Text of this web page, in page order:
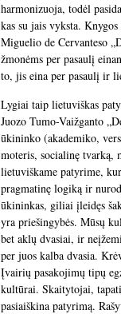
harmonizuoja, todėl
kas su jais vyksta.
Miguelio de Cervanteso
žmonėms per pasaulį
to, jis eina per pasaulį ir
Lygiai taip lietuviškas
Juozo Tumo-Vaižganto
ūkininko (akademiko,
moteris, socialinę tvarką,
lietuviškame patyrime,
pragmatinę logiką ir
ūkininkas, giliai įleidęs
yra priešingybės. Mūsų
bet aklų dvasiai, ir
per juos kalba dvasia.
Įvairių pasakojimų tipų
kultūrai. Skaitytojai,
pasiaiškina patyrimą.